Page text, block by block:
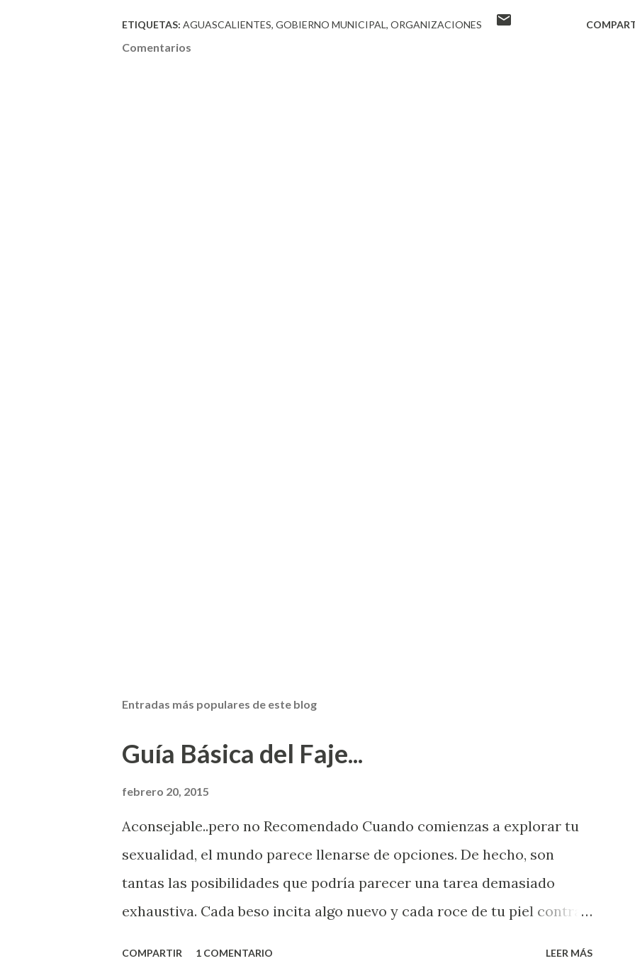
ETIQUETAS: AGUASCALIENTES GOBIERNO MUNICIPAL ORGANIZACIONES
Comentarios
Entradas más populares de este blog
Guía Básica del Faje...
febrero 20, 2015
Aconsejable..pero no Recomendado Cuando comienzas a explorar tu
sexualidad, el mundo parece llenarse de opciones. De hecho, son
tantas las posibilidades que podría parecer una tarea demasiado
exhaustiva. Cada beso incita algo nuevo y cada roce de tu piel contra
COMPARTIR 1 COMENTARIO LEER MÁS